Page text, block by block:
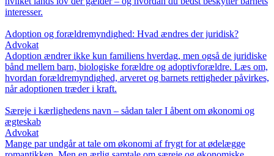
interesser.
Adoption og forældremyndighed: Hvad ændres der juridisk?
Advokat
Adoption ændrer ikke kun familiens hverdag, men også de juridiske
bånd mellem barn, biologiske forældre og adoptivforældre. Læs om,
hvordan forældremyndighed, arveret og barnets rettigheder påvirkes,
når adoptionen træder i kraft.
Særeje i kærlighedens navn – sådan taler I åbent om økonomi og
ægteskab
Advokat
Mange par undgår at tale om økonomi af frygt for at ødelægge